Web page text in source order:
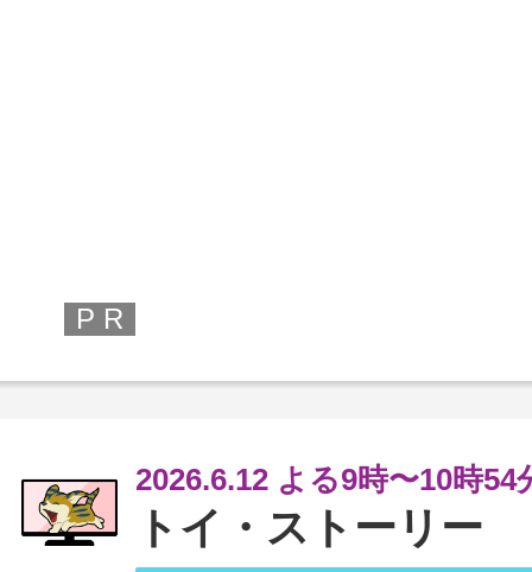
P R
2026.6.12 よる9時〜10時54
トイ・ストーリー